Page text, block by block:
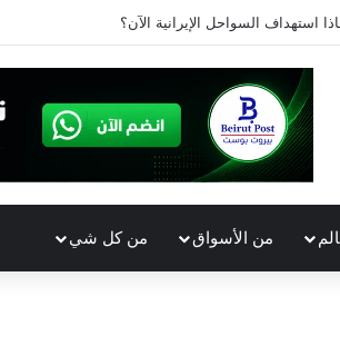
استهداف السواحل الإيرانية الآن؟
من الأسواق من كل شي